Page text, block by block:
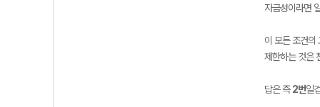
자금성이라면
이 모든 조건의
제한하는 것은
답은 즉2번일